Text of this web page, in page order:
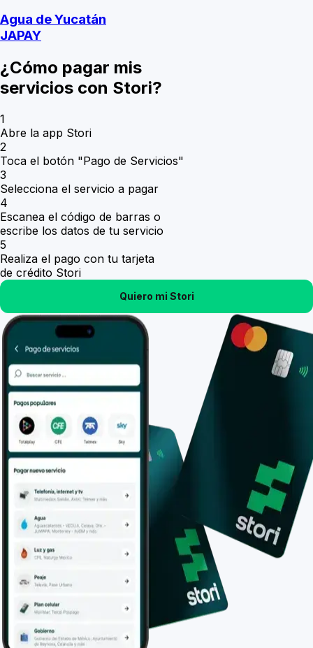
Agua de Yucatán
JAPAY
¿Cómo pagar mis
servicios con Stori?
1
Abre la app Stori
2
Toca el botón "Pago de Servicios"
3
Selecciona el servicio a pagar
4
Escanea el código de barras o
escribe los datos de tu servicio
5
Realiza el pago con tu tarjeta
de crédito Stori
Quiero mi Stori